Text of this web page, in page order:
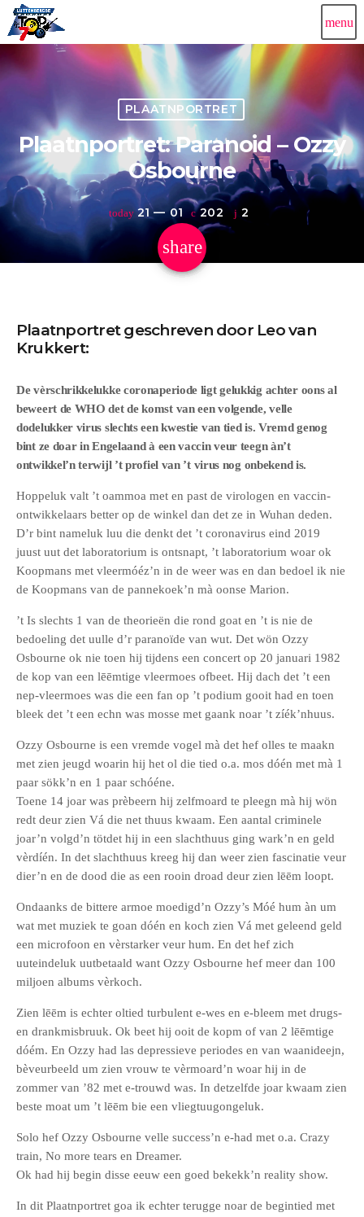
menu
PLAATNPORTRET
Plaatnportret: Paranoid – Ozzy
Osbourne
today 21 — 01 202 2
share
email
Plaatnportret geschreven door Leo van
Krukkert:
De vèrschrikkelukke coronaperiode ligt gelukkig achter oons al
beweert de WHO det de komst van een volgende, velle
dodelukker virus slechts een kwestie van tied is. Vremd genog
bint ze doar in Engelaand à een vaccin veur teegn àn’t
ontwikkel’n terwijl ’t profiel van ’t virus nog onbekend is.
Hoppeluk valt ’t oammoa met en past de virologen en vaccin-
ontwikkelaars better op de winkel dan det ze in Wuhan deden.
D’r bint nameluk luu die denkt det ’t coronavirus eind 2019
juust uut det laboratorium is ontsnapt, ’t laboratorium woar ok
Koopmans met vleermóéz’n in de weer was en dan bedoel ik nie
de Koopmans van de pannekoek’n mà oonse Marion.
’t Is slechts 1 van de theorieën die rond goat en ’t is nie de
bedoeling det uulle d’r paranoïde van wut. Det wön Ozzy
Osbourne ok nie toen hij tijdens een concert op 20 januari 1982
de kop van een lēēmtige vleermoes ofbeet. Hij dach det ’t een
nep-vleermoes was die een fan op ’t podium gooit had en toen
bleek det ’t een echn was mosse met gaank noar ’t zíék’nhuus.
Ozzy Osbourne is een vremde vogel mà det hef olles te maakn
met zien jeugd woarin hij het ol die tied o.a. mos dóén met mà 1
paar sökk’n en 1 paar schóéne.
Toene 14 joar was prèbeern hij zelfmoard te pleegn mà hij wön
redt deur zien Vá die net thuus kwaam. Een aantal criminele
joar’n volgd’n tötdet hij in een slachthuus ging wark’n en geld
vèrdíén. In det slachthuus kreeg hij dan weer zien fascinatie veur
dier’n en de dood die as een rooin droad deur zien lēēm loopt.
Ondaanks de bittere armoe moedigd’n Ozzy’s Móé hum àn um
wat met muziek te goan dóén en koch zien Vá met geleend geld
een microfoon en vèrstarker veur hum. En det hef zich
uuteindeluk uutbetaald want Ozzy Osbourne hef meer dan 100
miljoen albums vèrkoch.
Zien lēēm is echter oltied turbulent e-wes en e-bleem met drugs-
en drankmisbruuk. Ok beet hij ooit de kopm of van 2 lēēmtige
dóém. En Ozzy had las depressieve periodes en van waanideejn,
bèveurbeeld um zien vrouw te vèrmoard’n woar hij in de
zommer van ’82 met e-trouwd was. In detzelfde joar kwaam zien
beste moat um ’t lēēm bie een vliegtuugongeluk.
Solo hef Ozzy Osbourne velle success’n e-had met o.a. Crazy
train, No more tears en Dreamer.
Ok had hij begin disse eeuw een goed bekekk’n reality show.
In dit Plaatnportret goa ik echter terugge noar de begintied met